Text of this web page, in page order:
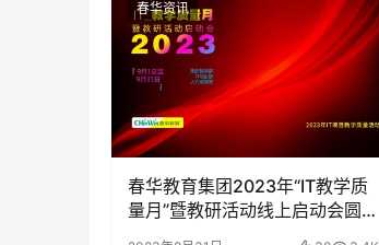
春华资讯
春华教育集团2023年“IT教学质
量月”暨教研活动线上启动会圆
满召开